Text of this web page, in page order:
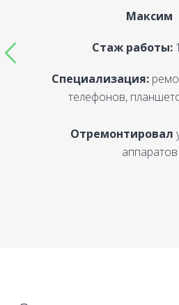
Максим
Стаж работы:
Специализация:
телефонов,
Отремонтировал
аппаратов